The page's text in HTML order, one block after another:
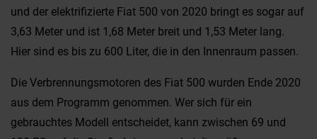
und der elektrifizierte Fiat 500 von 2020 bringt es sogar auf
3,63 Meter und ist 1,68 Meter breit und 1,53 Meter lang.
Hier sind es bis zu 600 Liter, die in den Innenraum passen.
Die Verbrennungsmotoren des Fiat 500 wurden Ende 2020
aus dem Programm genommen. Wer sich für ein
gebrauchtes Modell entscheidet, kann zwischen 69 und